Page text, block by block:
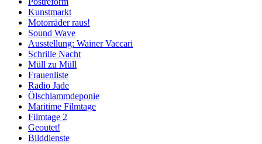
Kunstmarkt
Motorräder raus!
Sound Wave
Ausstellung: Wainer Vaccari
Schrille Nacht
Müll zu Müll
Frauenliste
Radio Jade
Ölschlammdeponie
Maritime Filmtage
Filmtage 2
Geoutet!
Bilddienste